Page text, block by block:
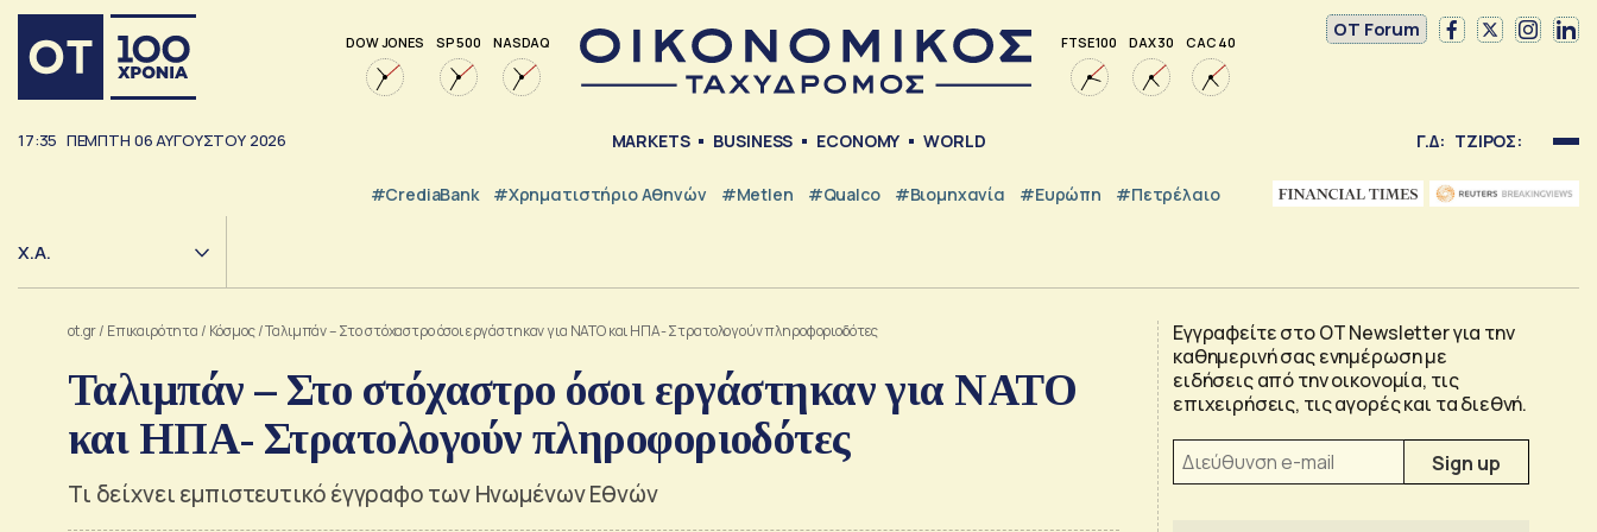
DOW JONES SP 500 NASDAQ FTSE 100 DAX 30 CAC 40
OT Forum
17:35 ΠΕΜΠΤΗ 06ΑΥΓΟΥΣΤΟΥ 2026 MARKETS BUSINESS ECONOMY WORLD Γ.Δ: ΤΖΙΡΟΣ:
#CrediaBank #Χρηματιστήριο Αθηνών #metlen #Qualco #Βιομηχανία #Ευρώπη #Πετρέλαιο
Χ.Α.
ot.gr/ Επικαιρότητα / Κόσμος/Ταλιμπάν – Στο στόχαστρο όσοι εργάστηκαν για ΝΑΤΟ και ΗΠΑ- Στρατολογούν πληροφοριοδότες
Ταλιμπάν – Στο στόχαστρο όσοι εργάστηκαν για ΝΑΤΟ
και ΗΠΑ- Στρατολογούν πληροφοριοδότες
Τι δείχνει εμπιστευτικό έγγραφο των Ηνωμένων Εθνών
Εγγραφείτε στο OT Newsletter για την
καθημερινή σας ενημέρωση με
ειδήσεις από την οικονομία, τις
επιχειρήσεις, τις αγορές και τα διεθνή.